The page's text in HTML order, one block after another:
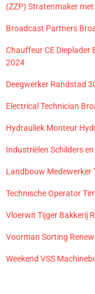
(ZZP) Stratenmaker
Broadcast Partners
Chauffeur CE Dieplader
2024
Deegwerker Randstad
Electrical Technician
Hydrauliek Monteur
Industriëlen Schilders
Landbouw Medewerker
Technische Operator
Vloerwit Tijger Bakkerij
Voorman Sorting
Weekend VSS